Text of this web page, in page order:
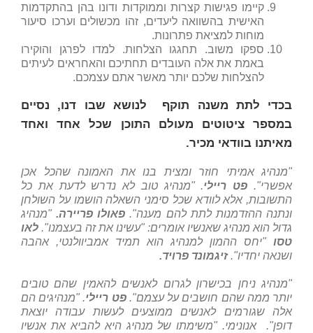
קיימו פגישות קצרות וממוקדות ודונו בהן בהתקדמות
האישית בהשוואה ליעדים, זהו מכשולים וערכו סיעור
מוחות למציאת פתרונות.
ספקו משוב. תחגגו הצלחות. למדו לפרגן והוקירו
באמת את אלה העובדים תחתיכם והאחראים לעיתים
להצלחות שלכם יותר מאשר אתם עצמכם.
בכדי לתת משנה תוקף לנושא שבו דנו, נסיים
במספר ציטוטים מעולם התוכן שכל אחד ואחד
מאיתנו בוודאי מכיר.
"מנהיג אמיתי חוזר ומצית בנו את האמונה שהכל אכן
אפשרי". פט ריילי. "מנהיג טוב לא נדרש לדעת את כל
התשובות, אלא לוודא שכל סימני השאלה הושמו על השולחן
ונתנה ההזדמנות לתת להם מענה". פאולו פריירה. "מנהיג
גדול הוא מנהיג שאנשיו אומרים: "עשינו את זה בעצמנו". לאו
טסו "יחס ההמון למנהיג הוא תמיד אמביוולנטי, אהבה
ושנאה יחדיו". זיגמונד פרויד.
"מנהיג ניחן בכישרון לגרום לאנשים להאמין שהם טובים
יותר ממה שהם חושבים על עצמם".פט ריילי. "מנהיגים הם
אלה שגורמים לאנשים ממוצעים לעשות עבודה יוצאת
דופן".
אנונימי. "משימתו של מנהיג היא להביא את אנשיו